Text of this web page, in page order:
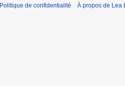
Politique de confidentialité À propos de Lea